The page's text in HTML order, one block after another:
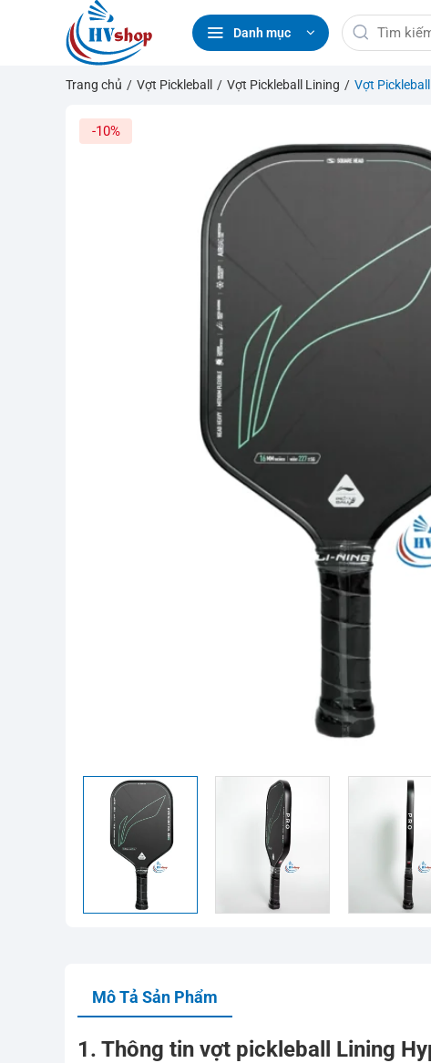
Danh mục
Tìm
kiếm:
Trang chủ / Vợt Pickleball / Vợt Pickleball Lining / Vợt
-10%
Mô Tả Sản Phẩm
1. Thông tin vợt pickleball Lining